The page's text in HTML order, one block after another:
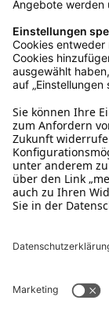
Wie
Bitte fülle
findest du
dir in
Gast